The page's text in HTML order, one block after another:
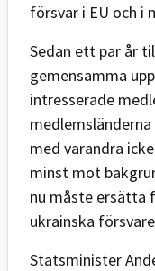
försvar i EU och i
Sedan ett par år
gemensamma
intresserade
med varandra
minst mot
nu måste ersätta
ukrainska
Statsminister